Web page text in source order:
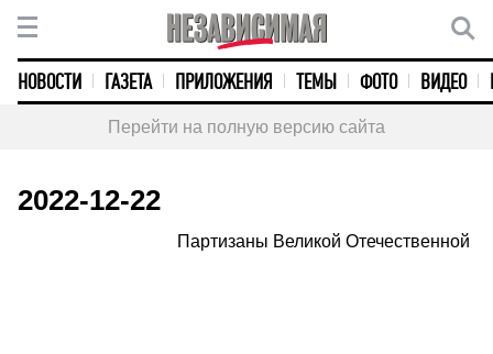
НОВОСТИ ГАЗЕТА ПРИЛОЖЕНИЯ ТЕМЫ ФОТО ВИДЕО
Перейти на полную версию сайта
2022-12-22
Партизаны Великой Отечественной